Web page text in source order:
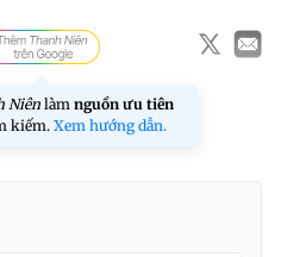
Niên làm nguồn ưu tiên
kiếm. Xem hướng dẫn.